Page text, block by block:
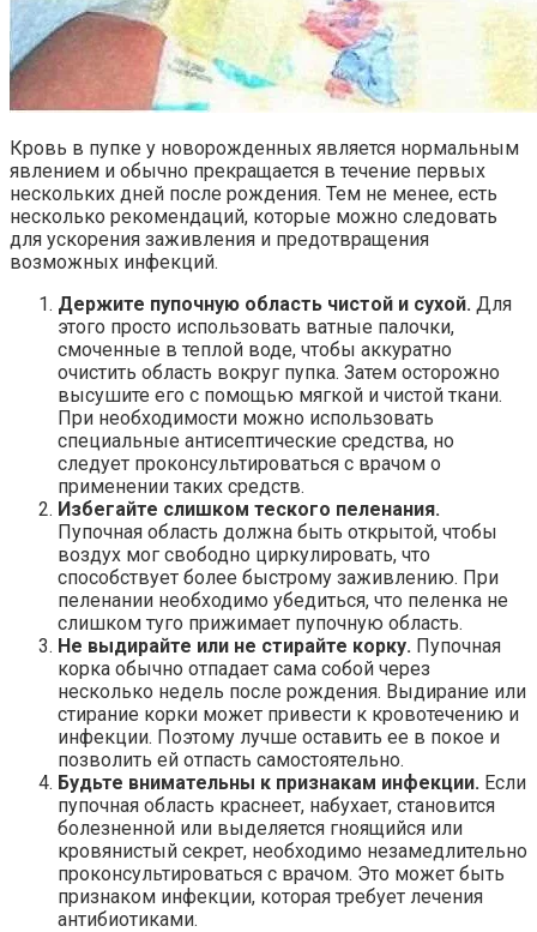
Кровь в пупке у новорожденных является нормальным
явлением и обычно прекращается в течение первых
нескольких дней после рождения. Тем не менее, есть
несколько рекомендаций, которые можно следовать
для ускорения заживления и предотвращения
возможных инфекций.
Держите пупочную область чистой и сухой. Для
этого просто использовать ватные палочки,
смоченные в теплой воде, чтобы аккуратно
очистить область вокруг пупка. Затем осторожно
высушите его с помощью мягкой и чистой ткани.
При необходимости можно использовать
специальные антисептические средства, но
следует проконсультироваться с врачом о
применении таких средств.
Избегайте слишком теского пеленания.
Пупочная область должна быть открытой, чтобы
воздух мог свободно циркулировать, что
способствует более быстрому заживлению. При
пеленании необходимо убедиться, что пеленка не
слишком туго прижимает пупочную область.
Не выдирайте или не стирайте корку. Пупочная
корка обычно отпадает сама собой через
несколько недель после рождения. Выдирание или
стирание корки может привести к кровотечению и
инфекции. Поэтому лучше оставить ее в покое и
позволить ей отпасть самостоятельно.
Будьте внимательны к признакам инфекции. Если
пупочная область краснеет, набухает, становится
болезненной или выделяется гноящийся или
кровянистый секрет, необходимо незамедлительно
проконсультироваться с врачом. Это может быть
признаком инфекции, которая требует лечения
антибиотиками.